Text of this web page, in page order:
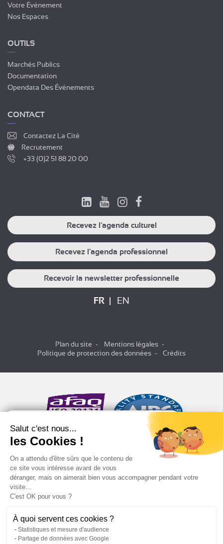
Votre Événement
Nos Espaces
OUTILS
Marchés Publics
Documentation
Opendata Des Événements
CONTACT
Contactez La Cité
Recrutement
+33 (0)2 51 88 20 00
Recevez l'agenda culturel
Recevez l'agenda professionnel
Recevoir la newsletter professionnelle
FR EN
Plan du site
Mentions légales
Politique de protection des données
Crédits
Salut c'est nous...
les Cookies !
On a attendu d'être sûrs que le contenu de
ce site vous intéresse avant de vous
déranger, mais on aimerait bien vous accompagner pendant votre
visite...
C'est OK pour vous ?
À quoi servent ces cookies ?
Statistiques et mesure d'audience
Partage de données avec Google